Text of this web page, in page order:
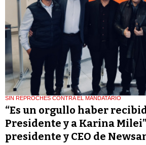
SIN REPROCHES CONTRA EL MANDATARIO
“Es un orgullo haber
Presidente y a Karina
presidente y CEO de